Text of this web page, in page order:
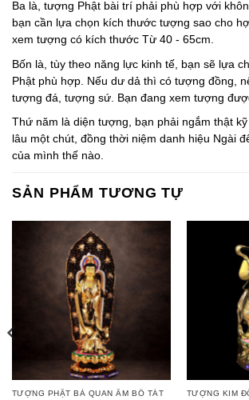
Ba là, tượng Phật bài trí phải phù hợp với
bạn cần lựa chọn kích thước tượng sao cho
xem tượng có kích thước Từ 40 - 65cm.
Bốn là, tùy theo năng lực kinh tế, bạn sẽ lựa
Phật phù hợp. Nếu dư dả thì có tượng đồng,
tượng đá, tượng sứ. Bạn đang xem tượng
Thứ năm là diện tượng, bạn phải ngắm thật
lâu một chút, đồng thời niệm danh hiệu Ngài
của mình thế nào.
SẢN PHẨM TƯƠNG TỰ
TƯỢNG PHẬT BÀ QUAN ÂM BỒ TÁT TƯỢNG KIM